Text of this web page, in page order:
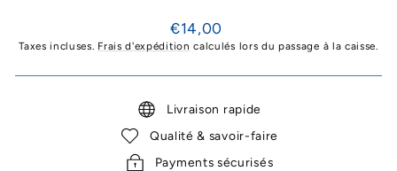
Prix
régulier
€14,00
Taxes incluses. Frais d'expédition calculés lors du passage à la caisse.
Livraison rapide
Qualité & savoir-faire
Payments sécurisés